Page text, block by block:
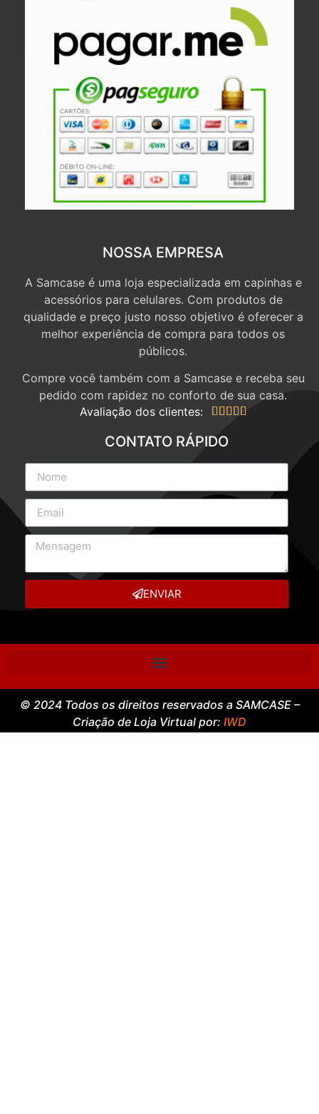
NOSSA EMPRESA
A Samcase é uma loja especializada em capinhas e
acessórios para celulares. Com produtos de
qualidade e preço justo nosso objetivo é oferecer a
melhor experiência de compra para todos os
públicos.
Compre você também com a Samcase e receba seu
pedido com rapidez no conforto de sua casa.
Avaliação dos clientes:
